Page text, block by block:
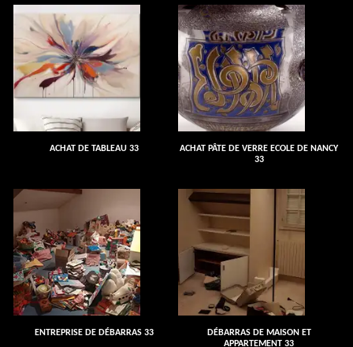
ACHAT DE TABLEAU 33
ACHAT PÂTE DE VERRE ECOLE DE NANCY
33
ENTREPRISE DE DÉBARRAS 33
DÉBARRAS DE MAISON ET
APPARTEMENT 33